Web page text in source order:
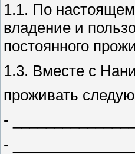
1.1. По
владение и
постоянного
1.3. Вместе с
проживать
-
-